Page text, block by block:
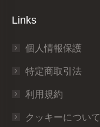
Links
個人情報保護
特定商取引法
利用規約
クッキーについて